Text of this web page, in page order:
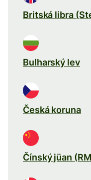
Britská libra
Bulharský lev
Česká koruna
Čínský jüan